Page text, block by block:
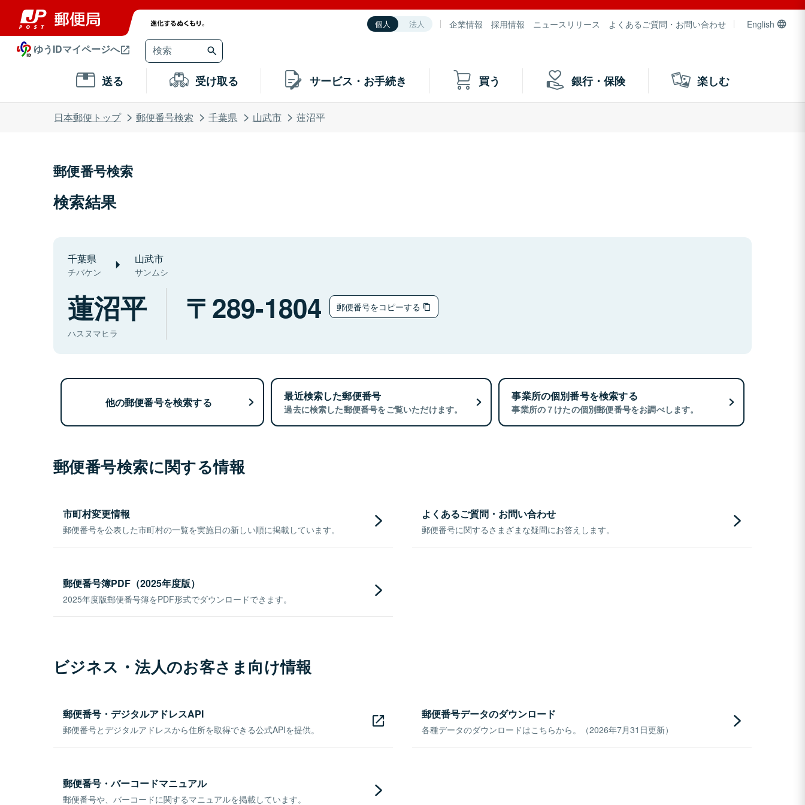
個人 法人 企業情報 採用情報 ニュースリリース よくあるご質問・お問い合わせ English
ゆうIDマイページへ
送る 受け取る サービス・お手続き 買う 銀行・保険 楽しむ
日本郵便トップ 郵便番号検索 千葉県 山武市 蓮沼平
郵便番号検索
検索結果
千葉県
チバケン
山武市
サンムシ
蓮沼平
ハスヌマヒラ
289-1804 郵便番号をコピーする
他の郵便番号を検索する 最近検索した郵便番号
過去に検索した郵便番号をご覧いただけます。
事業所の個別番号を検索する
事業所の７けたの個別郵便番号をお調べします。
郵便番号検索に関する情報
市町村変更情報
郵便番号を公表した市町村の一覧を実施日の新しい順に掲載しています。
よくあるご質問・お問い合わせ
郵便番号に関するさまざまな疑問にお答えします。
郵便番号簿PDF（2025年度版）
2025年度版郵便番号簿をPDF形式でダウンロードできます。
ビジネス・法人のお客さま向け情報
郵便番号・デジタルアドレスAPI
郵便番号とデジタルアドレスから住所を取得できる公式APIを提供。
郵便番号データのダウンロード
各種データのダウンロードはこちらから。（2026年7月31日更新）
郵便番号・バーコードマニュアル
郵便番号や、バーコードに関するマニュアルを掲載しています。